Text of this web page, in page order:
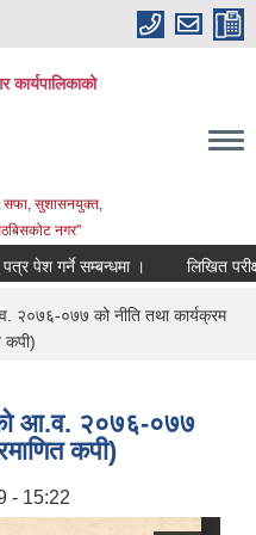
सफा, सुशासनयुक्त,
नगर"
सम्बन्धमा । लिखित परीक्षाको
२०७६-०७७ को नीति तथा कार्यक्रम
कपी)
आ.व. २०७६-०७७
कपी)
- 15:22